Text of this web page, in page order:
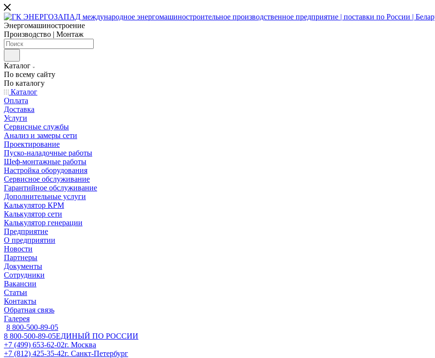
Энергомашиностроение
Производство | Монтаж
Каталог
По всему сайту
По каталогу
Каталог
Оплата
Доставка
Услуги
Сервисные службы
Анализ и замеры сети
Проектирование
Пуско-наладочные работы
Шеф-монтажные работы
Настройка оборудования
Сервисное обслуживание
Гарантийное обслуживание
Дополнительные услуги
Калькулятор КРМ
Калькулятор сети
Калькулятор генерации
Предприятие
О предприятии
Новости
Партнеры
Документы
Сотрудники
Вакансии
Статьи
Контакты
Обратная связь
Галерея
8 800-500-89-05
8 800-500-89-05ЕДИНЫЙ ПО РОССИИ
+7 (499) 653-62-02г. Москва
+7 (812) 425-35-42г. Санкт-Петербург